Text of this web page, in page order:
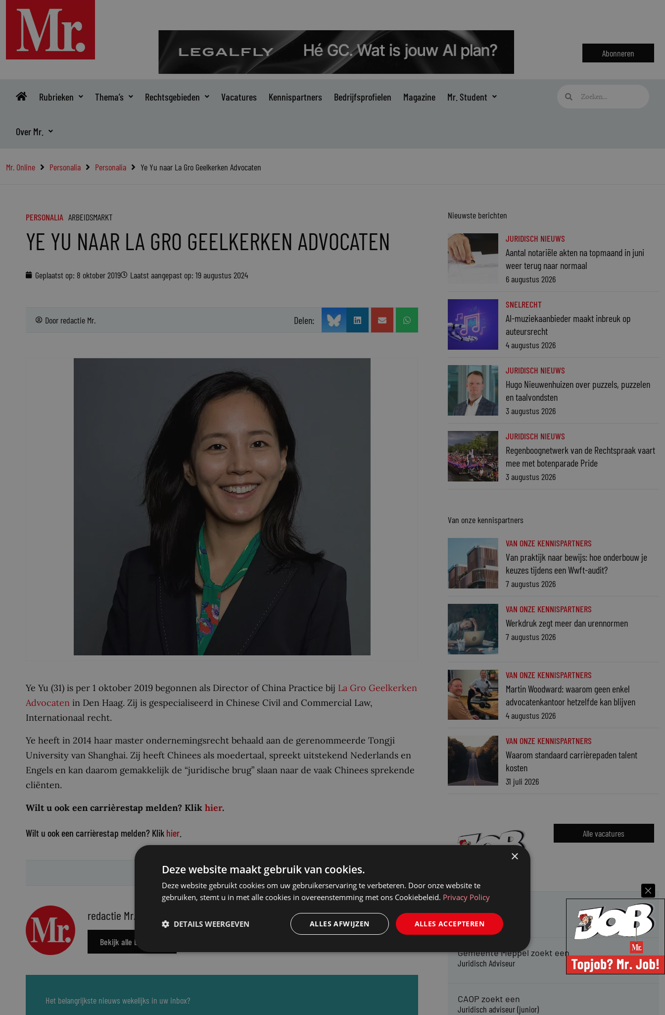
inhoud
Abonneren
Rubrieken Thema’s Rechtsgebieden Vacatures Kennispartners Bedrijfsprofielen Magazine Mr. Student
Over Mr.
Zoeken
Mr. Online Personalia Personalia Ye Yu naar La Gro Geelkerken Advocaten
PERSONALIA ARBEIDSMARKT
YE YU NAAR LA GRO GEELKERKEN ADVOCATEN
Geplaatst op: 8 oktober 2019 Laatst aangepast op: 19 augustus 2024
Door redactie Mr. Delen:
Ye Yu (31) is per 1 oktober 2019 begonnen als Director of China Practice bij La Gro Geelkerken
Advocaten in Den Haag. Zij is gespecialiseerd in Chinese Civil and Commercial Law,
Internationaal recht.
Ye heeft in 2014 haar master ondernemingsrecht behaald aan de gerenommeerde Tongji
University van Shanghai. Zij heeft Chinees als moedertaal, spreekt uitstekend Nederlands en
Engels en kan daarom gemakkelijk de “juridische brug” slaan naar de vaak Chinees sprekende
cliënten.
Wilt u ook een carrièrestap melden? Klik hier.
Wilt u ook een carrièrestap melden? Klik hier
Delen:
redactie Mr.
Bekijk alle berichten
Het belangrijkste nieuws wekelijks in uw inbox?
Nieuwste berichten
JURIDISCH NIEUWS
Aantal notariële akten na topmaand in juni
weer terug naar normaal
6 augustus 2026
SNELRECHT
AI-muziekaanbieder maakt inbreuk op
auteursrecht
4 augustus 2026
JURIDISCH NIEUWS
Hugo Nieuwenhuizen over puzzels, puzzelen
en taalvondsten
3 augustus 2026
JURIDISCH NIEUWS
Regenboognetwerk van de Rechtspraak vaart
mee met botenparade Pride
3 augustus 2026
Van onze kennispartners
VAN ONZE KENNISPARTNERS
Van praktijk naar bewijs: hoe onderbouw je
keuzes tijdens een Wwft-audit?
7 augustus 2026
VAN ONZE KENNISPARTNERS
Werkdruk zegt meer dan urennormen
7 augustus 2026
VAN ONZE KENNISPARTNERS
Martin Woodward: waarom geen enkel
advocatenkantoor hetzelfde kan blijven
4 augustus 2026
VAN ONZE KENNISPARTNERS
Waarom standaard carrièrepaden talent
kosten
31 juli 2026
Alle vacatures
Jurist Arbeidsrecht
Gemeente Meppel zoekt een
Juridisch Adviseur
CAOP zoekt een
Juridisch adviseur (junior)
×
Deze website maakt gebruik van cookies.
Deze website gebruikt cookies om uw gebruikerservaring te verbeteren. Door onze website te
gebruiken, stemt u in met alle cookies in overeenstemming met ons Cookiebeleid. Privacy Policy
ALLES ACCEPTEREN
ALLES AFWIJZEN
DETAILS WEERGEVEN